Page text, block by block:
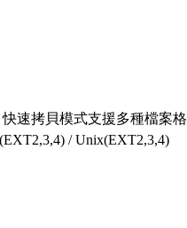
速拷貝模式支援多種檔案格
/ Unix(EXT2,3,4)